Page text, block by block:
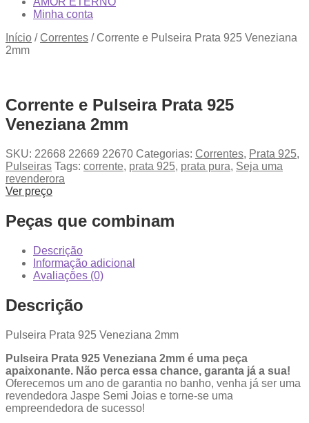
Minha conta
Início / Correntes / Corrente e Pulseira Prata 925 Veneziana
2mm
Corrente e Pulseira Prata 925
Veneziana 2mm
SKU: 22668 22669 22670 Categorias: Correntes, Prata 925,
Pulseiras Tags: corrente, prata 925, prata pura, Seja uma
revenderora
Ver preço
Peças que combinam
Descrição
Informação adicional
Avaliações (0)
Descrição
Pulseira Prata 925 Veneziana 2mm
Pulseira Prata 925 Veneziana 2mm é uma peça
apaixonante. Não perca essa chance, garanta já a sua!
Oferecemos um ano de garantia no banho, venha já ser uma
revendedora Jaspe Semi Joias e torne-se uma
empreendedora de sucesso!